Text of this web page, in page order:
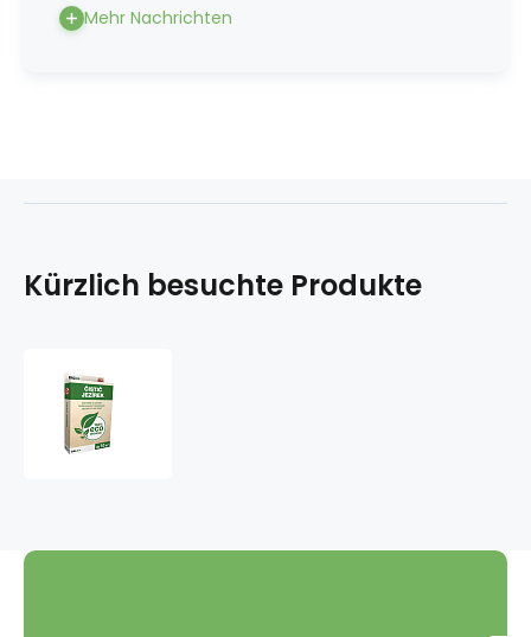
Mehr Nachrichten
Kürzlich besuchte Produkte